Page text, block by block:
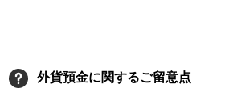
外貨預金に関するご留意点